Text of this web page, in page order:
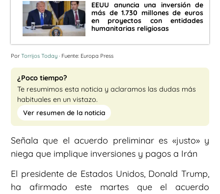
EEUU anuncia una inversión de
más de 1.730 millones de euros
en proyectos con entidades
humanitarias religiosas
Por Torrijos Today · Fuente: Europa Press
¿Poco tiempo?
Te resumimos esta noticia y aclaramos las dudas más
habituales en un vistazo.
Ver resumen de la noticia
Señala que el acuerdo preliminar es «justo» y
niega que implique inversiones y pagos a Irán
El presidente de Estados Unidos, Donald Trump,
ha afirmado este martes que el acuerdo